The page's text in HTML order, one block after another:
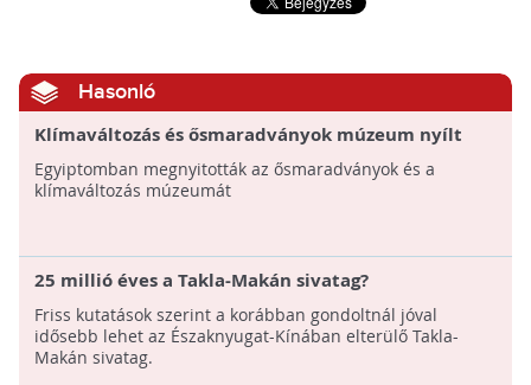
Hasonló
Klímaváltozás és ősmaradványok múzeum nyílt
Egyiptomban
Egyiptomban megnyitották az ősmaradványok és a
klímaváltozás múzeumát
25 millió éves a Takla-Makán sivatag?
Friss kutatások szerint a korábban gondoltnál jóval
idősebb lehet az Északnyugat-Kínában elterülő Takla-
Makán sivatag.